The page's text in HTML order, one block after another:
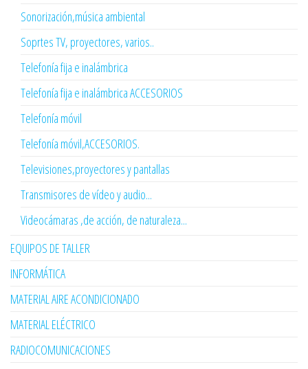
Sonorización,música ambiental
Soprtes TV, proyectores, varios..
Telefonía fija e inalámbrica
Telefonía fija e inalámbrica ACCESORIOS
Telefonía móvil
Telefonía móvil,ACCESORIOS.
Televisiones,proyectores y pantallas
Transmisores de vídeo y audio...
Videocámaras ,de acción, de naturaleza...
EQUIPOS DE TALLER
INFORMÁTICA
MATERIAL AIRE ACONDICIONADO
MATERIAL ELÉCTRICO
RADIOCOMUNICACIONES